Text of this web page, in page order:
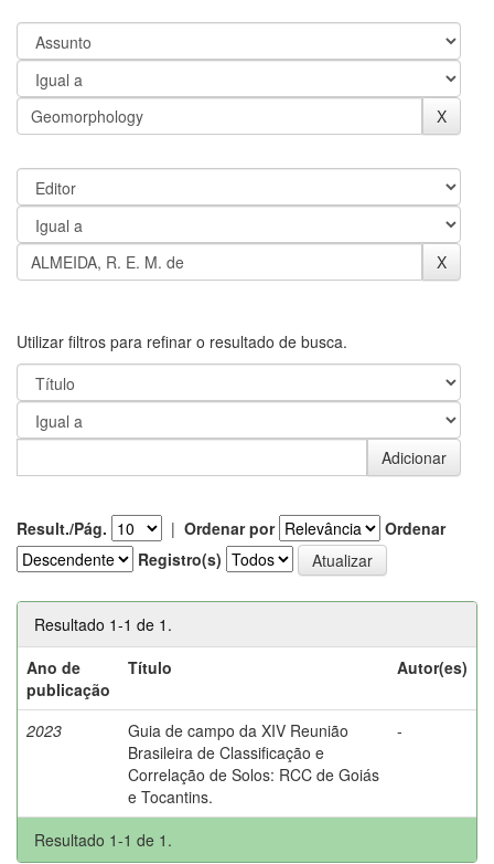
Utilizar filtros para refinar o resultado de busca.
Result./Pág. | Ordenar por
Ordenar
Registro(s)
Resultado 1-1 de 1.
Ano de
publicação
Título Autor(es)
2023
Guia de campo da XIV Reunião
Brasileira de Classificação e
Correlação de Solos: RCC de Goiás
e Tocantins.
-
Resultado 1-1 de 1.